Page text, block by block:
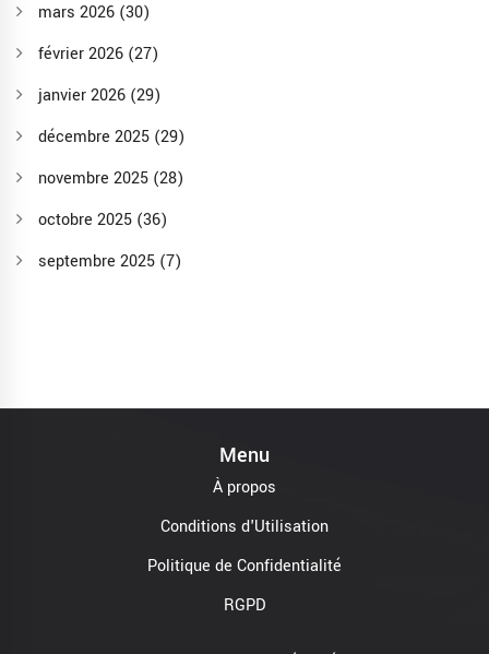
mars 2026 (30)
février 2026 (27)
janvier 2026 (29)
décembre 2025 (29)
novembre 2025 (28)
octobre 2025 (36)
septembre 2025 (7)
Menu
À propos
Conditions d'Utilisation
Politique de Confidentialité
RGPD